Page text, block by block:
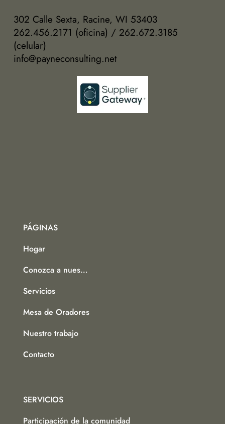
302 Calle Sexta, Racine, WI 53403
262.456.2171 (oficina) / 262.672.3185
(celular)
info@payneconsulting.net
PÁGINAS
Hogar
Conozca a nuestro equipo
Servicios
Mesa de Oradores
Nuestro trabajo
Contacto
SERVICIOS
Participación de la comunidad